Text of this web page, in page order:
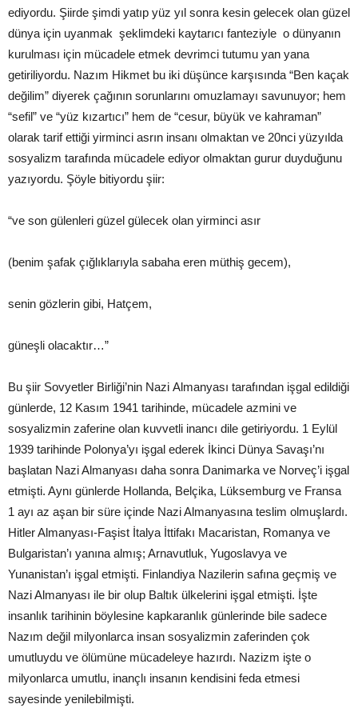
ediyordu. Şiirde şimdi yatıp yüz yıl sonra kesin gelecek olan güzel
dünya için uyanmak şeklimdeki kaytarıcı fanteziyle o dünyanın
kurulması için mücadele etmek devrimci tutumu yan yana
getiriliyordu. Nazım Hikmet bu iki düşünce karşısında “Ben kaçak
değilim” diyerek çağının sorunlarını omuzlamayı savunuyor; hem
“sefil” ve “yüz kızartıcı” hem de “cesur, büyük ve kahraman”
olarak tarif ettiği yirminci asrın insanı olmaktan ve 20nci yüzyılda
sosyalizm tarafında mücadele ediyor olmaktan gurur duyduğunu
yazıyordu. Şöyle bitiyordu şiir:
“ve son gülenleri güzel gülecek olan yirminci asır
(benim şafak çığlıklarıyla sabaha eren müthiş gecem),
senin gözlerin gibi, Hatçem,
güneşli olacaktır…”
Bu şiir Sovyetler Birliği’nin Nazi Almanyası tarafından işgal edildiği
günlerde, 12 Kasım 1941 tarihinde, mücadele azmini ve
sosyalizmin zaferine olan kuvvetli inancı dile getiriyordu. 1 Eylül
1939 tarihinde Polonya’yı işgal ederek İkinci Dünya Savaşı’nı
başlatan Nazi Almanyası daha sonra Danimarka ve Norveç’i işgal
etmişti. Aynı günlerde Hollanda, Belçika, Lüksemburg ve Fransa
1 ayı az aşan bir süre içinde Nazi Almanyasına teslim olmuşlardı.
Hitler Almanyası-Faşist İtalya İttifakı Macaristan, Romanya ve
Bulgaristan’ı yanına almış; Arnavutluk, Yugoslavya ve
Yunanistan’ı işgal etmişti. Finlandiya Nazilerin safına geçmiş ve
Nazi Almanyası ile bir olup Baltık ülkelerini işgal etmişti. İşte
insanlık tarihinin böylesine kapkaranlık günlerinde bile sadece
Nazım değil milyonlarca insan sosyalizmin zaferinden çok
umutluydu ve ölümüne mücadeleye hazırdı. Nazizm işte o
milyonlarca umutlu, inançlı insanın kendisini feda etmesi
sayesinde yenilebilmişti.